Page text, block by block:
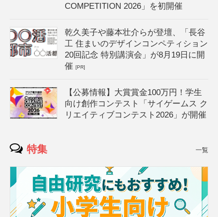
COMPETITION 2026」を初開催
乾久美子や藤本壮介らが登壇、「長谷
工 住まいのデザインコンペティション
20回記念 特別講演会」が8月19日に開
催[PR]
【公募情報】大賞賞金100万円！学生
向け創作コンテスト「サイゲームス ク
リエイティブコンテスト2026」が開催
特集 一覧